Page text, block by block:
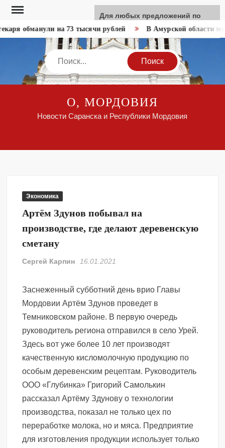
Перейти
содержимому
обманули на 73 тысячи рублей В Амурской области
Search
О, МОРДОВИЯ
Новости Саранска и Республики Мордовия
Экономика
Артём Здунов побывал на
производстве, где делают деревенскую
сметану
Сергей Карпин 16.01.2021
Заснеженный субботний день врио Главы
Мордовии Артём Здунов проведет в
Темниковском районе. В первую очередь
руководитель региона отправился в село Урей.
Здесь вот уже более 10 лет производят
качественную кисломолочную продукцию по
особым деревенским рецептам. Руководитель
ООО «Глубинка» Григорий Самолькин
рассказал Артёму Здунову о технологии
производства, показал не только цех по
переработке молока, но и мяса. Предприятие
для изготовления продукции использует только
Для любых предложений по
сайту: like-news@cp9.ru